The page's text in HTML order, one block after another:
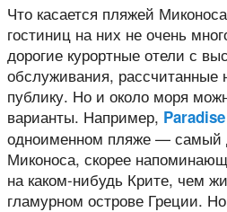
Что касается пляжей
гостиниц на них не очень
дорогие курортные отели с
обслуживания, рассчитанные
публику. Но и около моря
варианты. Например,
одноименном пляже — самый
Миконоса, скорее
на каком-нибудь Крите, чем
гламурном острове Греции.